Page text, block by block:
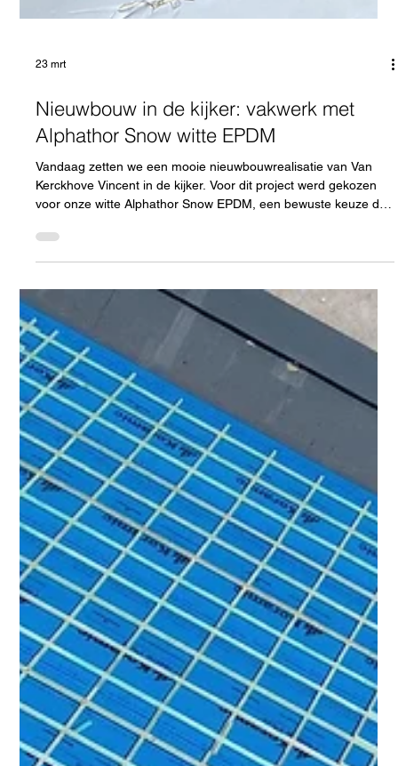
23 mrt
Nieuwbouw in de kijker: vakwerk met
Alphathor Snow witte EPDM
Vandaag zetten we een mooie nieuwbouwrealisatie van Van
Kerckhove Vincent in de kijker. Voor dit project werd gekozen
sterk onderbouwd is. Dankzij onze gerichte opleiding en
technische ondersteuning op de werf kon het dakteam bij het
eerste project meteen vlot, efficiënt en met vertrouwen aan de
slag met Alphathor. Wij geloven namelijk dat een kwalitatief
produ